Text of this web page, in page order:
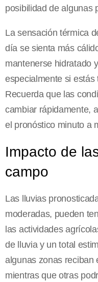
posibilidad de algunas
La sensación térmica
día se sienta más
mantenerse hidratado
especialmente si
Recuerda que las
cambiar rápidamente,
el pronóstico minuto a
Impacto de
campo
Las lluvias
moderadas, pueden
las actividades
de lluvia y un total
algunas zonas reciban
mientras que otras